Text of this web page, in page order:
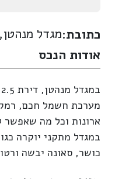
כתובת:מגדל
אודות הנכס
במגדל מנהטן, דירת 2.5 חדרים מרוהטת קומפלט – מעוצבת, מרווחת וצועקת יוקרה!
מערכת חשמל חכם,
ארונות וכל מה שאפשר
כושר, סאונה יבשה